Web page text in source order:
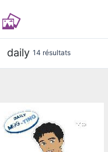
daily 14 résultats